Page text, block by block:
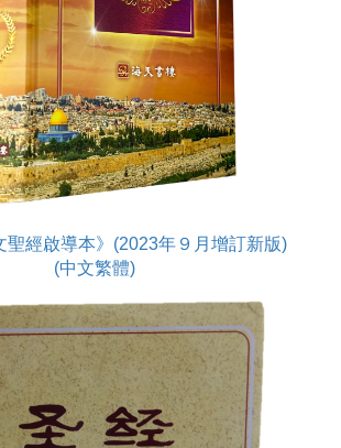
聖經啟導本》(2023年９月增訂新版)
(中文繁體)